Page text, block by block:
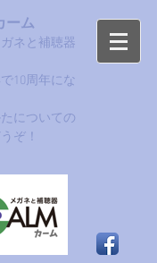
ーム
ネと補聴器
10周年にな
についての
ぞ！